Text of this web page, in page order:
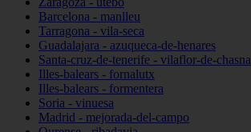
Barcelona - manlleu
Tarragona - vila-seca
Guadalajara - azuqueca-de-henares
Santa-cruz-de-tenerife - vilaflor-de-chasna
Illes-balears - fornalutx
Illes-balears - formentera
Soria - vinuesa
Madrid - mejorada-del-campo